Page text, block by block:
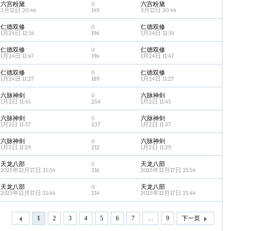
六宫粉黛
3月12日 20:44
0
149
六宫粉黛
3月12日 20:44
仁德双修
1月24日 12:14
0
196
仁德双修
1月24日 12:14
仁德双修
1月24日 11:47
0
196
仁德双修
1月24日 11:47
仁德双修
1月24日 11:27
0
189
仁德双修
1月24日 11:27
六脉神剑
1月2日 11:45
0
254
六脉神剑
1月2日 11:45
六脉神剑
1月2日 11:37
0
237
六脉神剑
1月2日 11:37
六脉神剑
1月2日 11:29
0
212
六脉神剑
1月2日 11:29
天龙八部
2025年12月17日 21:54
0
216
天龙八部
2025年12月17日 21:54
天龙八部
2025年12月17日 21:44
0
214
天龙八部
2025年12月17日 21:44
1 2 3 4 5 6 7 … 9 下一页